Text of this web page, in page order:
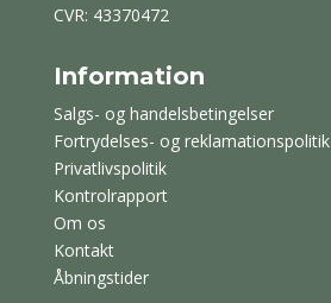
CVR: 43370472
Information
Salgs- og handelsbetingelser
Fortrydelses- og reklamationspolitik
Privatlivspolitik
Kontrolrapport
Om os
Kontakt
Åbningstider